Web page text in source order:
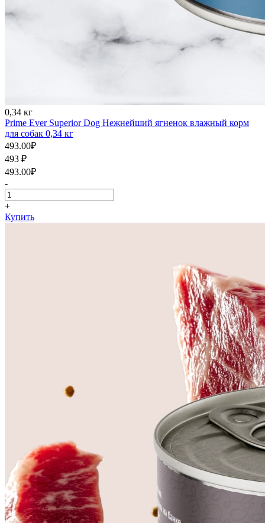
0,34 кг
Prime Ever Superior Dog Нежнейший ягненок влажный корм
для собак 0,34 кг
493.00₽
493 ₽
493.00₽
-
+
Купить